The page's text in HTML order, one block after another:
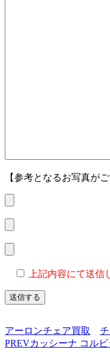
【参考となるお写真が
上記内容にて送
アーロンチェア買取
PREVカッシーナ コル